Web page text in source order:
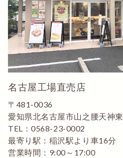
名古屋工場直売店
〒481-0036
愛知県北名古屋市山之腰天神
TEL：0568-23-0002
最寄り駅：稲沢駅より車16分
営業時間：9:00～17:00